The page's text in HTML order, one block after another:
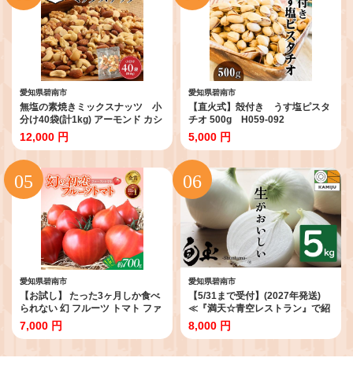
愛知県碧南市
無塩の素焼きミックスナッツ 小
分け40袋(計1kg) アーモンド カシ
ューナッツ くるみ 直火焙煎 栄養
豊富 おつまみ おやつ 大満足 美容
健康 人気 高リピート ナッツ
H059-145
12,000 円
愛知県碧南市
【直火式】殻付き うす塩ピスタ
チオ 500g H059-092
5,000 円
愛知県碧南市
【お試し】 たった3ヶ月しか食べ
られない 幻 フルーツ トマト ファ
ーストトマト 容量 約700g 特に美
味しい 3月 ～ 5月 限定発送 長田
ちり食感 甘い リコピン 野菜 碧南
7,000 円
愛知県碧南市
【5/31まで受付】(2027年発送)
≪『満天☆青空レストラン』で紹
介されました！≫新玉ねぎ 生がお
いしい 神重農産のブランド玉ねぎ
ぎ 国産 愛知県産 野菜 やさい 農家
8,000 円